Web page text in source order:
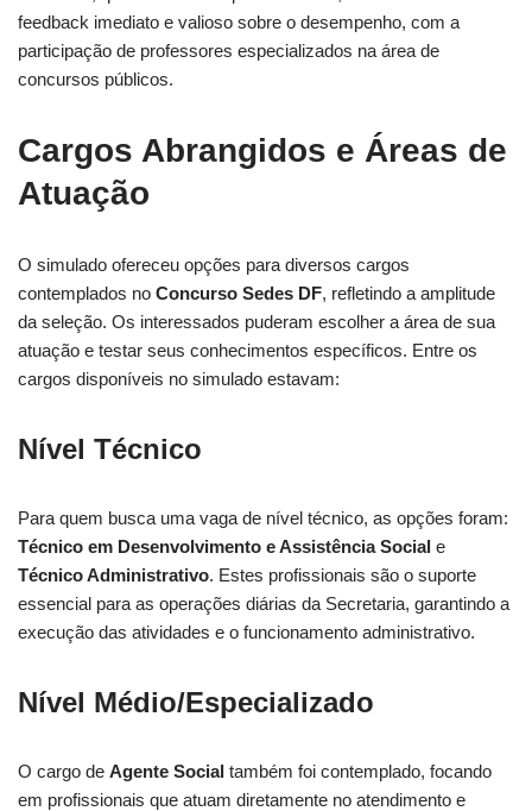
feedback imediato e valioso sobre o desempenho, com a
participação de professores especializados na área de
concursos públicos.
Cargos Abrangidos e Áreas de
Atuação
O simulado ofereceu opções para diversos cargos
contemplados no Concurso Sedes DF, refletindo a amplitude
da seleção. Os interessados puderam escolher a área de sua
atuação e testar seus conhecimentos específicos. Entre os
cargos disponíveis no simulado estavam:
Nível Técnico
Para quem busca uma vaga de nível técnico, as opções foram:
Técnico em Desenvolvimento e Assistência Social e
Técnico Administrativo. Estes profissionais são o suporte
essencial para as operações diárias da Secretaria, garantindo a
execução das atividades e o funcionamento administrativo.
Nível Médio/Especializado
O cargo de Agente Social também foi contemplado, focando
em profissionais que atuam diretamente no atendimento e